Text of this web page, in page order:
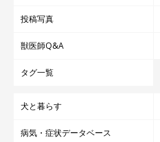
投稿写真
獣医師Q&A
タグ一覧
犬と暮らす
病気・症状データベース